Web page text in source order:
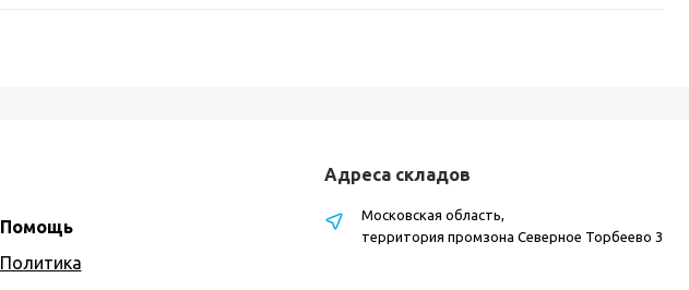
Помощь
Политика
Адреса складов
Московская область,
территория промзона Северное Торбеево 3